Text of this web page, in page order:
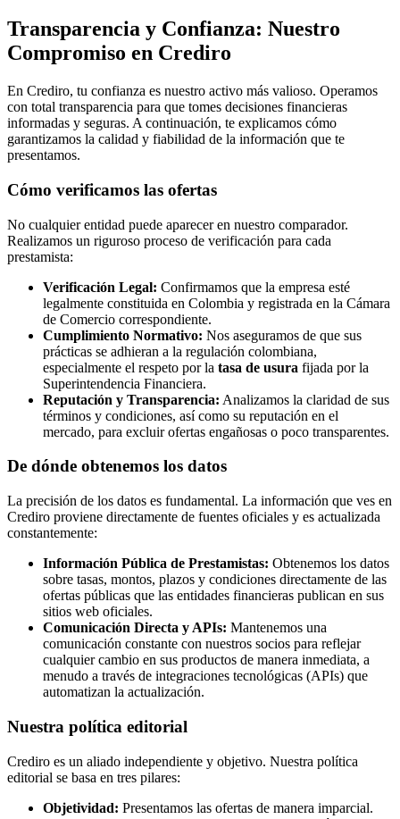
Transparencia y Confianza: Nuestro
Compromiso en Crediro
En Crediro, tu confianza es nuestro activo más valioso. Operamos
con total transparencia para que tomes decisiones financieras
informadas y seguras. A continuación, te explicamos cómo
garantizamos la calidad y fiabilidad de la información que te
presentamos.
Cómo verificamos las ofertas
No cualquier entidad puede aparecer en nuestro comparador.
Realizamos un riguroso proceso de verificación para cada
prestamista:
Verificación Legal: Confirmamos que la empresa esté
legalmente constituida en Colombia y registrada en la Cámara
de Comercio correspondiente.
Cumplimiento Normativo: Nos aseguramos de que sus
prácticas se adhieran a la regulación colombiana,
especialmente el respeto por la tasa de usura fijada por la
Superintendencia Financiera.
Reputación y Transparencia: Analizamos la claridad de sus
términos y condiciones, así como su reputación en el
mercado, para excluir ofertas engañosas o poco transparentes.
De dónde obtenemos los datos
La precisión de los datos es fundamental. La información que ves en
Crediro proviene directamente de fuentes oficiales y es actualizada
constantemente:
Información Pública de Prestamistas: Obtenemos los datos
sobre tasas, montos, plazos y condiciones directamente de las
ofertas públicas que las entidades financieras publican en sus
sitios web oficiales.
Comunicación Directa y APIs: Mantenemos una
comunicación constante con nuestros socios para reflejar
cualquier cambio en sus productos de manera inmediata, a
menudo a través de integraciones tecnológicas (APIs) que
automatizan la actualización.
Nuestra política editorial
Crediro es un aliado independiente y objetivo. Nuestra política
editorial se basa en tres pilares:
Objetividad: Presentamos las ofertas de manera imparcial.